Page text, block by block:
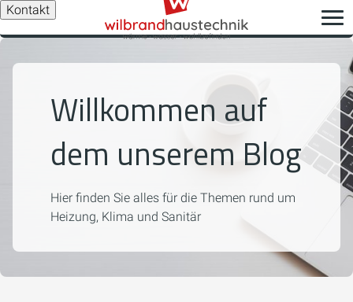
Kontakt
Willkommen auf
dem unserem Blog
Hier finden Sie alles für die Themen rund um
Heizung, Klima und Sanitär